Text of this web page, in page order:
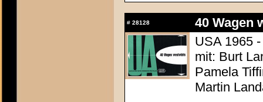
# 28128
40 Wagen
USA 1965
mit: Burt
Pamela
Martin